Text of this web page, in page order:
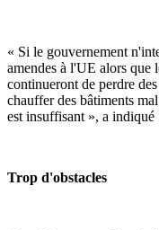
« Si le gouvernement
amendes à l'UE alors que
continueront de perdre
chauffer des bâtiments
est insuffisant », a
Trop d'obstacles